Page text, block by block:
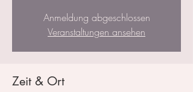
Anmeldung abgeschlossen
Veranstaltungen ansehen
Zeit & Ort